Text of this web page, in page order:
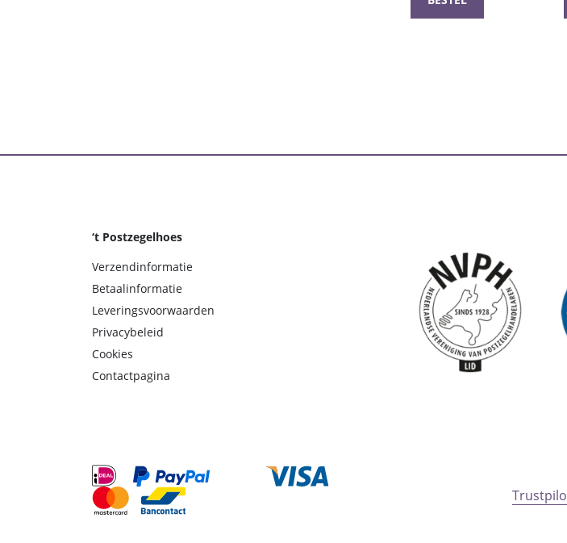
‘t Postzegelhoes
Verzendinformatie
Betaalinformatie
Leveringsvoorwaarden
Privacybeleid
Cookies
Contactpagina